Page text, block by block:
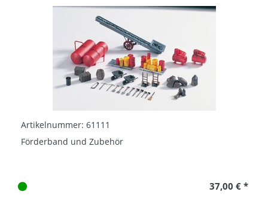
Artikelnummer: 61111
Förderband und Zubehör
37,00 € *